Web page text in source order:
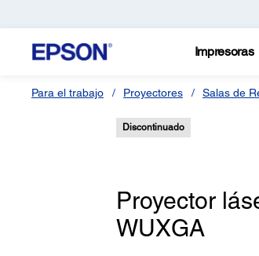
Impresoras
Para el trabajo Proyectores Salas de
Discontinuado
Proyector
WUXGA